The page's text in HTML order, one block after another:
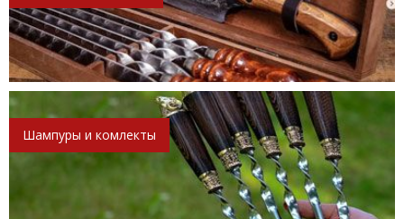
Шампуры и комлекты